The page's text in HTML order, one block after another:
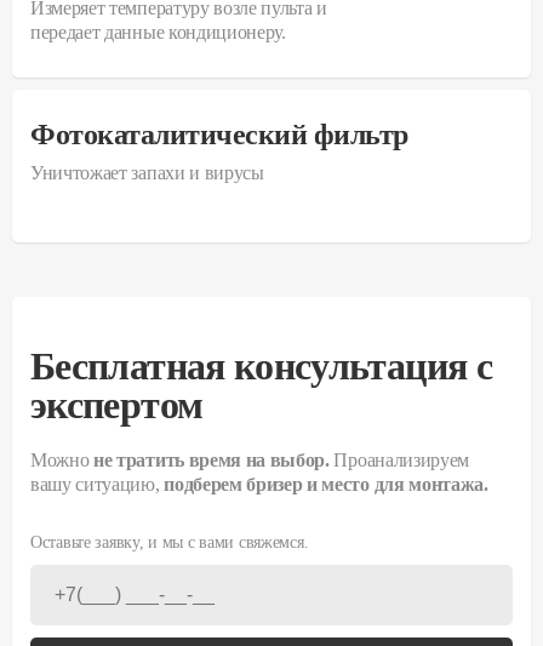
Измеряет температуру возле пульта и
передает данные кондиционеру.
Фотокаталитический фильтр
Уничтожает запахи и вирусы
Бесплатная консультация с
экспертом
Можноне тратить время на выбор.Проанализируем
вашу ситуацию,подберем бризер и место для монтажа.
Оставьте заявку, и мы с вами свяжемся.